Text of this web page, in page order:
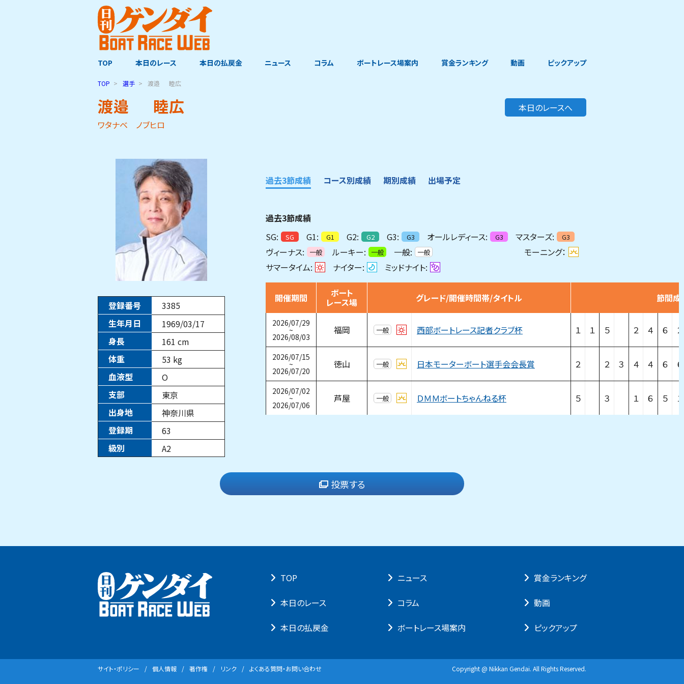
TOP 本日のレース 本日の払戻金 ニュース コラム ボートレース場案内 賞金ランキング 動画 ピックアップ
TOP 選手 渡邉 睦広
渡邉 睦広
ワタナベ ノブヒロ
本日のレースへ
登録番号
3385
生年月日
1969/03/17
身長
161 cm
体重
53 kg
血液型
O
支部
東京
出身地
神奈川県
登録期
63
級別
A2
過去3節成績 コース別成績 期別成績 出場予定
過去3節成績
SG:
SG G1: G1 G2: G2 G3: G3 オールレディース: G3 マスターズ: G3
ヴィーナス: 一般 ルーキー: 一般 一般: 一般
モーニング：
サマータイム:
ナイター: ミッドナイト:
開催期間 ボート
レース場 グレード/開催時間帯/タイトル 節間成
2026/07/29
~
2026/08/03
福岡 一般 西部ボートレース記者クラブ杯 １ １ ５ ２ ４ ６ ２
2026/07/15
~
2026/07/20
徳山 一般 日本モーターボート選手会会長賞 ２ ２ ３ ４ ４ ６ ６
2026/07/02
~
2026/07/06
芦屋 一般 ＤＭＭボートちゃんねる杯 ５ ３ １ ６ ５ １
投票する
TOP
本⽇のレース
本⽇の払戻⾦
ニュース
コラム
ボートレース場案内
賞⾦ランキング
動画
ピックアップ
サイト・ポリシー 個⼈情報 著作権 リンク よくある質問・お問い合わせ Copyright @ Nikkan Gendai. All Rights Reserved.